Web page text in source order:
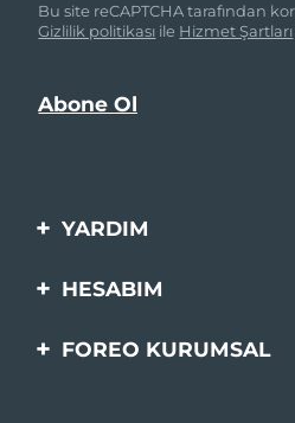
Bu site reCAPTCHA tarafından
Gizlilik politikası ile Hizmet Şartları
YARDIM
Bi̇zi̇mle İleti̇şi̇me Geçi̇n
HESABIM
Ürün Kaydı
FOREO KURUMSAL